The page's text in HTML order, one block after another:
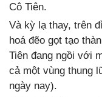
Cô Tiên.
Và kỳ lạ thay, trên
hoá đẽo gọt tạo
Tiên đang ngồi với
cả một vùng thung
ngày nay).